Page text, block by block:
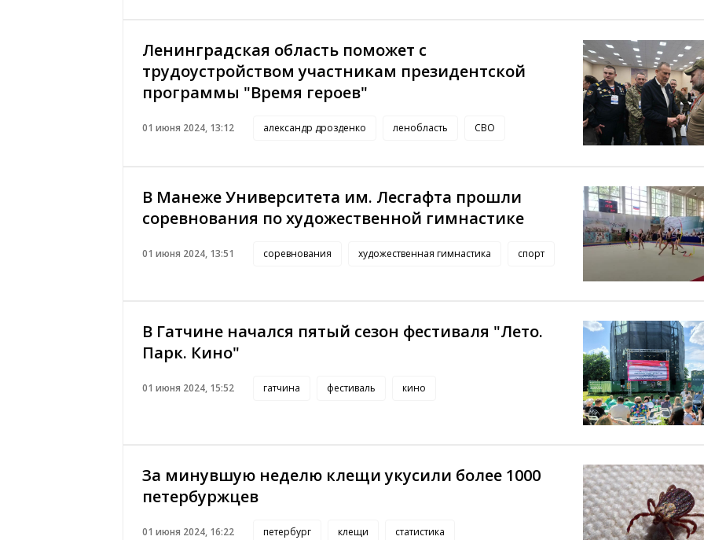
Ленинградская область поможет с
трудоустройством участникам президентской
программы "Время героев"
01 июня 2024, 13:12 александр дрозденко ленобласть СВО
В Манеже Университета им. Лесгафта прошли
соревнования по художественной гимнастике
01 июня 2024, 13:51 соревнования художественная гимнастика спорт
В Гатчине начался пятый сезон фестиваля "Лето.
Парк. Кино"
01 июня 2024, 15:52 гатчина фестиваль кино
За минувшую неделю клещи укусили более 1000
петербуржцев
01 июня 2024, 16:22 петербург клещи статистика